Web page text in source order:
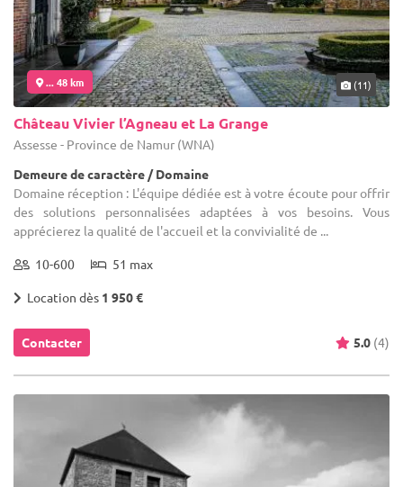
... 48 km (11)
Château Vivier l’Agneau et La Grange
Assesse - Province de Namur (WNA)
Demeure de caractère / Domaine
Domaine réception : L'équipe dédiée est à votre écoute pour offrir
des solutions personnalisées adaptées à vos besoins. Vous
apprécierez la qualité de l'accueil et la convivialité de ...
10-600 51 max
Location dès 1 950 €
Contacter 5.0 (4)